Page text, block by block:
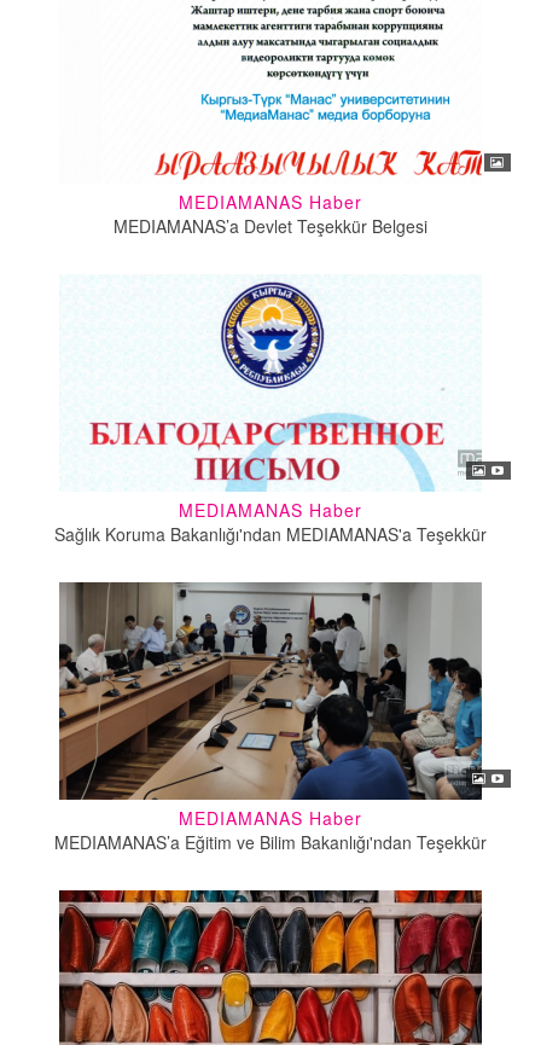
MEDIAMANAS Haber
MEDIAMANAS’a Devlet Teşekkür Belgesi
MEDIAMANAS Haber
Sağlık Koruma Bakanlığı'ndan MEDIAMANAS'a Teşekkür
MEDIAMANAS Haber
MEDIAMANAS’a Eğitim ve Bilim Bakanlığı'ndan Teşekkür